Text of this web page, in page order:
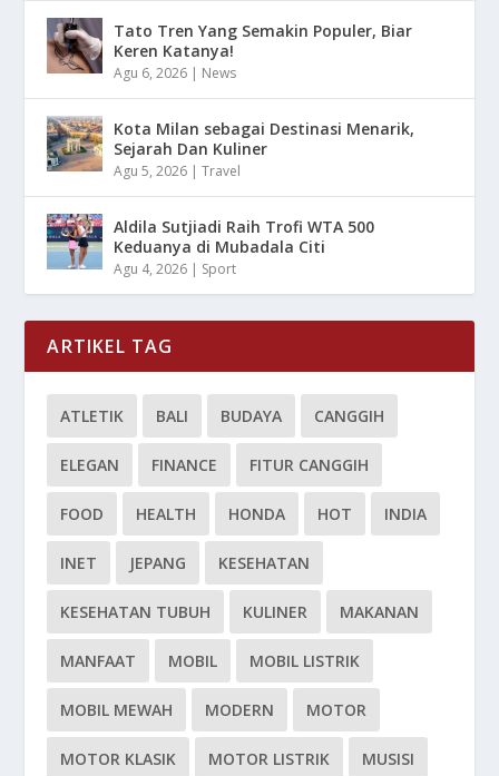
Tato Tren Yang Semakin Populer, Biar
Keren Katanya!
Agu 6, 2026 | News
Kota Milan sebagai Destinasi Menarik,
Sejarah Dan Kuliner
Agu 5, 2026 |Travel
Aldila Sutjiadi Raih Trofi WTA 500
Keduanya di Mubadala Citi
Agu 4, 2026 | Sport
ARTIKEL TAG
ATLETIK BALI BUDAYA CANGGIH
ELEGAN FINANCE FITUR CANGGIH
FOOD HEALTH HONDA HOT INDIA
INET JEPANG KESEHATAN
KESEHATAN TUBUH KULINER MAKANAN
MANFAAT MOBIL MOBIL LISTRIK
MOBIL MEWAH MODERN MOTOR
MOTOR KLASIK MOTOR LISTRIK MUSISI